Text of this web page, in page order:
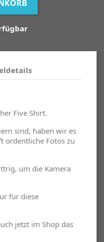
Five Shirt.
sind, haben wir es
ordentliche Fotos zu
um die Kamera
für diese
jetzt im Shop das